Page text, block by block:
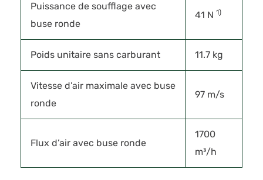
Puissance de soufflage avec
buse ronde
41 N 1)
Poids unitaire sans carburant 11.7 kg
Vitesse d’air maximale avec buse
ronde
97 m/s
Flux d’air avec buse ronde
1700
m³/h